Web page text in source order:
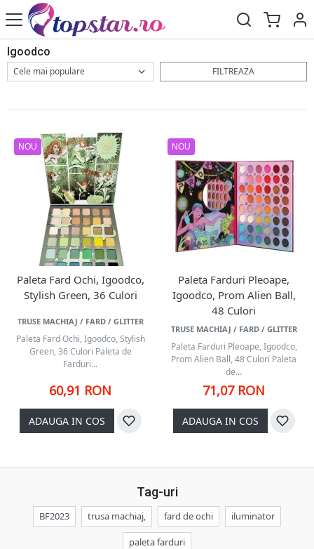
Igoodco
FILTREAZA
NOU
Paleta Fard Ochi, Igoodco,
Stylish Green, 36 Culori
TRUSE MACHIAJ / FARD / GLITTER
Paleta Fard Ochi, Igoodco, Stylish
Green, 36 Culori Paleta de
Farduri...
60,91 RON
ADAUGA IN COS
NOU
Paleta Farduri Pleoape,
Igoodco, Prom Alien Ball,
48 Culori
TRUSE MACHIAJ / FARD / GLITTER
Paleta Farduri Pleoape, Igoodco,
Prom Alien Ball, 48 Culori Paleta
de...
71,07 RON
ADAUGA IN COS
Tag-uri
BF2023 trusa machiaj, fard de ochi iluminator
paleta farduri